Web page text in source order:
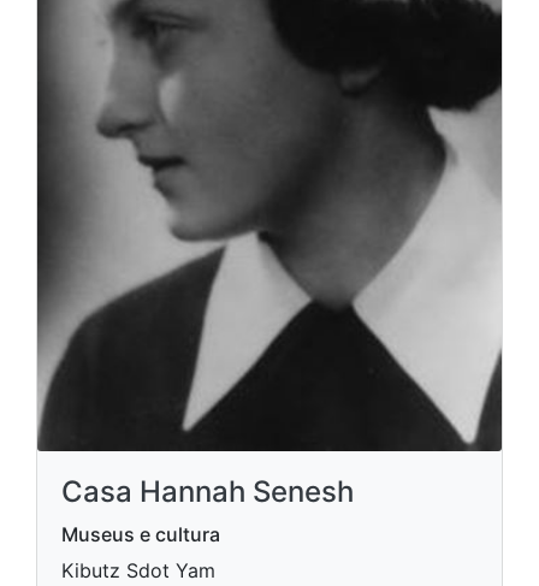
Casa Hannah Senesh
Museus e cultura
Kibutz Sdot Yam